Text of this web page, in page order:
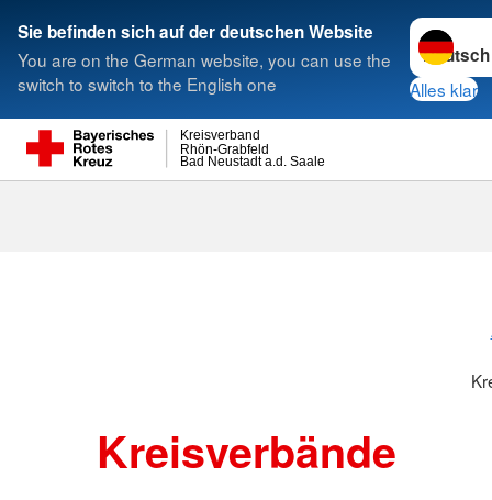
Sie befinden sich auf der deutschen Website
You are on the German website, you can use the
switch to switch to the English one
Sprache
Alles klar
Bad Neustadt a.d. Saale
Rhön-Grabfeld
Kreisverband
Suche
Kreisverbände